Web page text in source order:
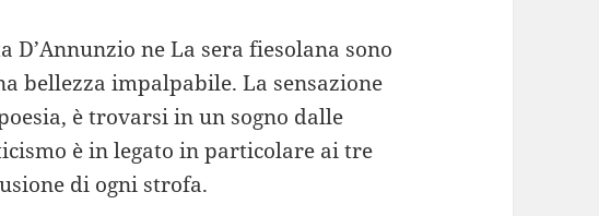
D’Annunzio ne La sera fiesolana sono
bellezza impalpabile. La sensazione
è trovarsi in un sogno dalle
è in legato in particolare ai tre
di ogni strofa.